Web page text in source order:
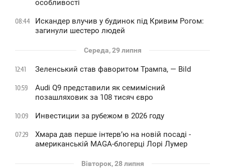
особливості
08:44
Искандер влучив у будинок під Кривим Рогом:
загинули шестеро людей
Середа, 29 липня
12:41 Зеленський став фаворитом Трампа, — Bild
10:59
Audi Q9 представили як семимісний
позашляховик за 108 тисяч євро
10:09 Инвестиции за рубежом в 2026 году
07:29
Хмара дав перше інтервʼю на новій посаді -
американській MAGA-блогерці Лорі Лумер
Вівторок, 28 липня